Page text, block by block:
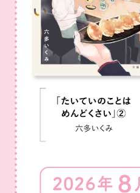
詳細ページへのリンク